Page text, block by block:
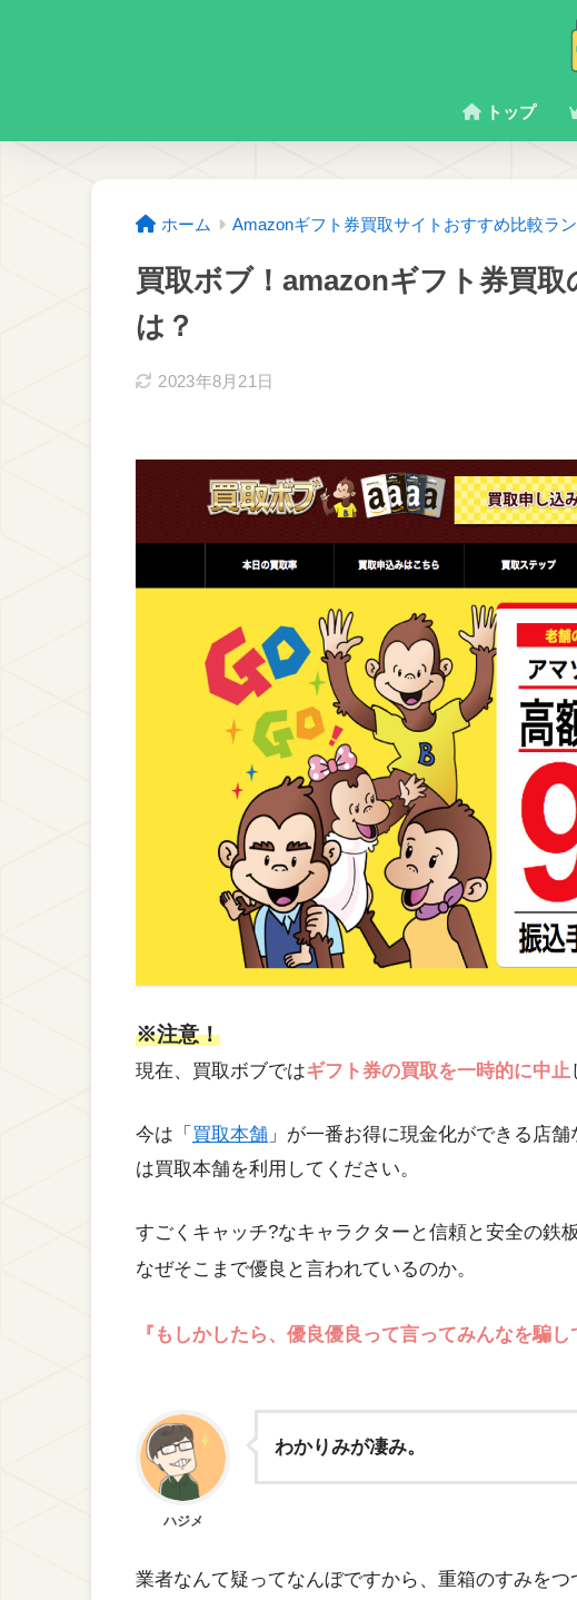
トップ
ホーム Amazonギフト券買取サイトおすすめ比較ラ
買取ボブ！amazonギフト券買取
は？
2023年8月21日
※注意！
現在、買取ボブではギフト券の買取を一時的に中止
今は「 買取本舗 」が一番お得に現金化ができる店
は買取本舗を利用してください。
すごくキャッチ?なキャラクターと信頼と安全の鉄
なぜそこまで優良と言われているのか。
『もしかしたら、優良優良って言ってみんなを騙し
ハジメ
わかりみが凄み。
業者なんて疑ってなんぼですから、重箱のすみをつ